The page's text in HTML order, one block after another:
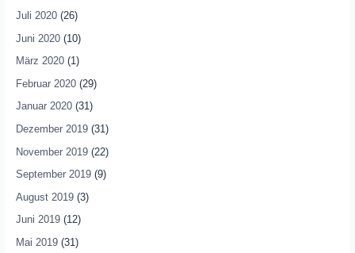
Juli 2020(26)
Juni 2020(10)
März 2020(1)
Februar 2020(29)
Januar 2020(31)
Dezember 2019(31)
November 2019(22)
September 2019(9)
August 2019(3)
Juni 2019(12)
Mai 2019(31)